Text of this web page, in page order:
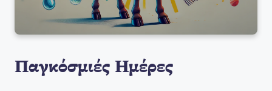
Παγκόσμιές Ημέρες